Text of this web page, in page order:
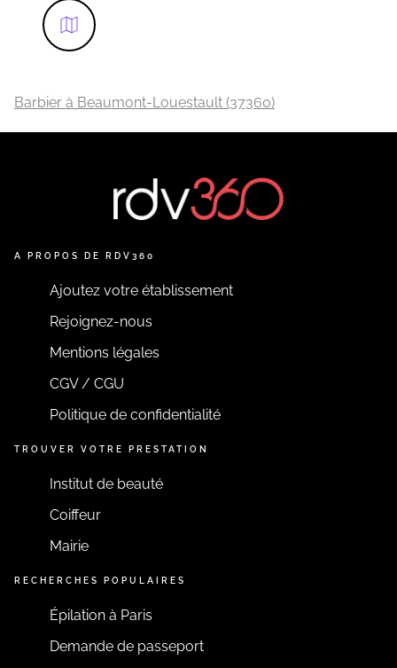
Barbier à Beaumont-Louestault (37360)
A PROPOS DE RDV360
Ajoutez votre établissement
Rejoignez-nous
Mentions légales
CGV / CGU
Politique de confidentialité
TROUVER VOTRE PRESTATION
Institut de beauté
Coiffeur
Mairie
RECHERCHES POPULAIRES
Épilation à Paris
Demande de passeport